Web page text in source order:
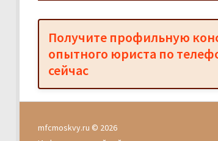
Получите профильную
опытного юриста по
сейчас
mfcmoskvy.ru © 2026